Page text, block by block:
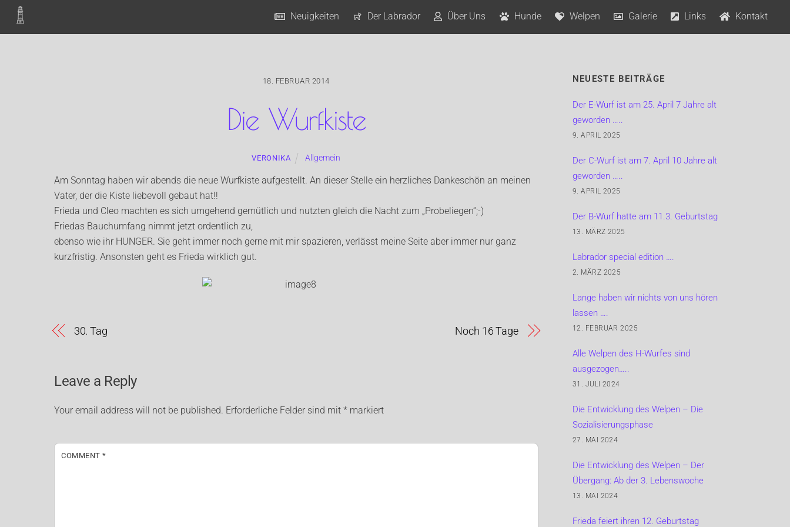
content
Neuigkeiten Der Labrador Über Uns Hunde Welpen Galerie Links Kontakt
18. FEBRUAR 2014
Die Wurfkiste
VERONIKA Allgemein
Am Sonntag haben wir abends die neue Wurfkiste aufgestellt. An dieser Stelle ein herzliches Dankeschön an meinen
Vater, der die Kiste liebevoll gebaut hat!!
Frieda und Cleo machten es sich umgehend gemütlich und nutzten gleich die Nacht zum „Probeliegen“;-)
Friedas Bauchumfang nimmt jetzt ordentlich zu,
ebenso wie ihr HUNGER. Sie geht immer noch gerne mit mir spazieren, verlässt meine Seite aber immer nur ganz
kurzfristig. Ansonsten geht es Frieda wirklich gut.
30. Tag Noch 16 Tage
Leave a Reply
Your email address will not be published. Erforderliche Felder sind mit * markiert
COMMENT*
NEUESTE BEITRÄGE
Der E-Wurf ist am 25. April 7 Jahre alt
geworden …..
9. APRIL 2025
Der C-Wurf ist am 7. April 10 Jahre alt
geworden …..
9. APRIL 2025
Der B-Wurf hatte am 11.3. Geburtstag
13. MÄRZ 2025
Labrador special edition ….
2. MÄRZ 2025
Lange haben wir nichts von uns hören
lassen ….
12. FEBRUAR 2025
Alle Welpen des H-Wurfes sind
ausgezogen…..
31. JULI 2024
Die Entwicklung des Welpen – Die
Sozialisierungsphase
27. MAI 2024
Die Entwicklung des Welpen – Der
Übergang: Ab der 3. Lebenswoche
13. MAI 2024
Frieda feiert ihren 12. Geburtstag